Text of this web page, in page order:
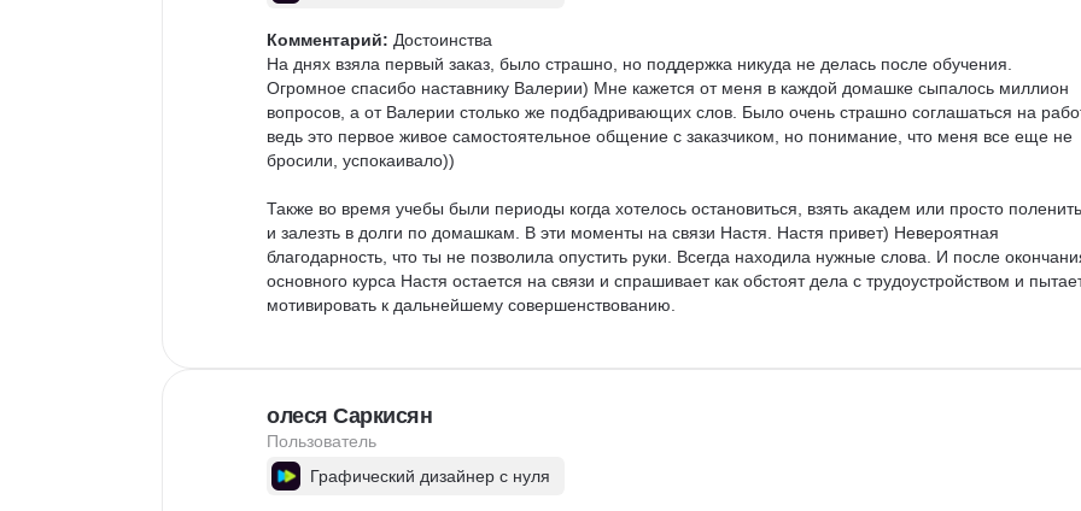
Комментарий: Достоинства
На днях взяла первый заказ, было страшно, но поддержка никуда не делась после обучения.
Огромное спасибо наставнику Валерии) Мне кажется от меня в каждой домашке сыпалось миллион
вопросов, а от Валерии столько же подбадривающих слов. Было очень страшно соглашаться на
ведь это первое живое самостоятельное общение с заказчиком, но понимание, что меня все еще не
бросили, успокаивало))
Также во время учебы были периоды когда хотелось остановиться, взять академ или просто
и залезть в долги по домашкам. В эти моменты на связи Настя. Настя привет) Невероятная
благодарность, что ты не позволила опустить руки. Всегда находила нужные слова. И после
основного курса Настя остается на связи и спрашивает как обстоят дела с трудоустройством и
мотивировать к дальнейшему совершенствованию.
даже с маленьким ребенком.
олеся Саркисян
Пользователь
Графический дизайнер с нуля